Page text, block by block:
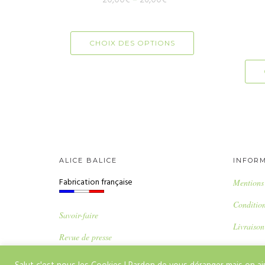
CHOIX DES OPTIONS
ALICE BALICE
Fabrication française
Savoir-faire
Revue de presse